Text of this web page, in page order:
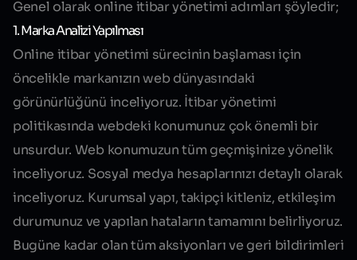
Genel olarak online itibar yönetimi adımları şöyledir;
1. Marka Analizi Yapılması
Online itibar yönetimi sürecinin başlaması için
öncelikle markanızın web dünyasındaki
görünürlüğünü inceliyoruz. İtibar yönetimi
politikasında webdeki konumunuz çok önemli bir
unsurdur. Web konumuzun tüm geçmişinize yönelik
inceliyoruz. Sosyal medya hesaplarınızı detaylı olarak
inceliyoruz. Kurumsal yapı, takipçi kitleniz, etkileşim
durumunuz ve yapılan hataların tamamını belirliyoruz.
Bugüne kadar olan tüm aksiyonları ve geri bildirimleri